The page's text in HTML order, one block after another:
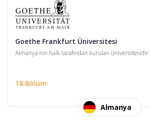
Goethe Frankfurt Üniversitesi
Almanya'nın halk tarafından kurulan üniversitesidir.
18 Bölüm
Almanya